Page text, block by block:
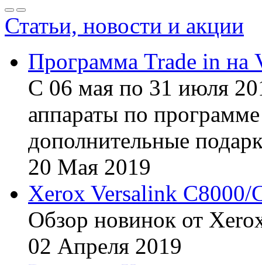
Статьи, новости и акции
Программа Trade in на
С 06 мая по 31 июля
аппараты по
дополнительные
20 Мая 2019
Xerox Versalink C8000/
Обзор новинок от
02 Апреля 2019